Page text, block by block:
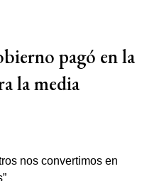
pagó en la
la media